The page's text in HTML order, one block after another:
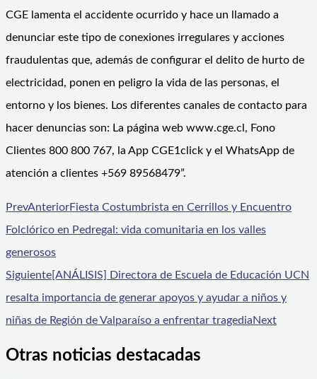
CGE lamenta el accidente ocurrido y hace un llamado a
denunciar este tipo de conexiones irregulares y acciones
fraudulentas que, además de configurar el delito de hurto de
electricidad, ponen en peligro la vida de las personas, el
entorno y los bienes. Los diferentes canales de contacto para
hacer denuncias son: La página web www.cge.cl, Fono
Clientes 800 800 767, la App CGE1click y el WhatsApp de
atención a clientes +569 89568479”.
PrevAnteriorFiesta Costumbrista en Cerrillos y Encuentro
Folclórico en Pedregal: vida comunitaria en los valles
generosos
Siguiente[ANÁLISIS] Directora de Escuela de Educación UCN
resalta importancia de generar apoyos y ayudar a niños y
niñas de Región de Valparaíso a enfrentar tragediaNext
Otras noticias destacadas